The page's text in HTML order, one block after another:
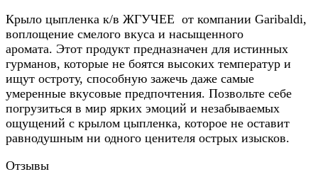
Крыло цыпленка к/в ЖГУЧЕЕ от компании Garibaldi,
воплощение смелого вкуса и насыщенного
аромата. Этот продукт предназначен для истинных
гурманов, которые не боятся высоких температур и
ищут остроту, способную зажечь даже самые
умеренные вкусовые предпочтения. Позвольте себе
погрузиться в мир ярких эмоций и незабываемых
ощущений с крылом цыпленка, которое не оставит
равнодушным ни одного ценителя острых изысков.
Отзывы